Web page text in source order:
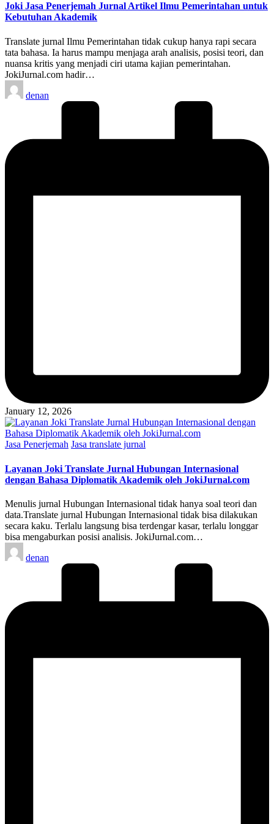
Joki Jasa Penerjemah Jurnal Artikel Ilmu Pemerintahan untuk
Kebutuhan Akademik
Translate jurnal Ilmu Pemerintahan tidak cukup hanya rapi secara
tata bahasa. Ia harus mampu menjaga arah analisis, posisi teori, dan
nuansa kritis yang menjadi ciri utama kajian pemerintahan.
JokiJurnal.com hadir…
Posted
by
denan
January 12, 2026
Posted
Jasa Penerjemah Jasa translate jurnal
Layanan Joki Translate Jurnal Hubungan Internasional
dengan Bahasa Diplomatik Akademik oleh JokiJurnal.com
Menulis jurnal Hubungan Internasional tidak hanya soal teori dan
data.Translate jurnal Hubungan Internasional tidak bisa dilakukan
secara kaku. Terlalu langsung bisa terdengar kasar, terlalu longgar
bisa mengaburkan posisi analisis. JokiJurnal.com…
Posted
by
denan